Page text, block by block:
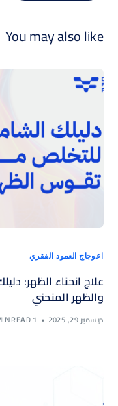
You may also like
اعوجاج العمود الفقري
علاج انحناء الظهر:
والظهر المنحني
ديسمبر 29, 2025 1 MIN READ